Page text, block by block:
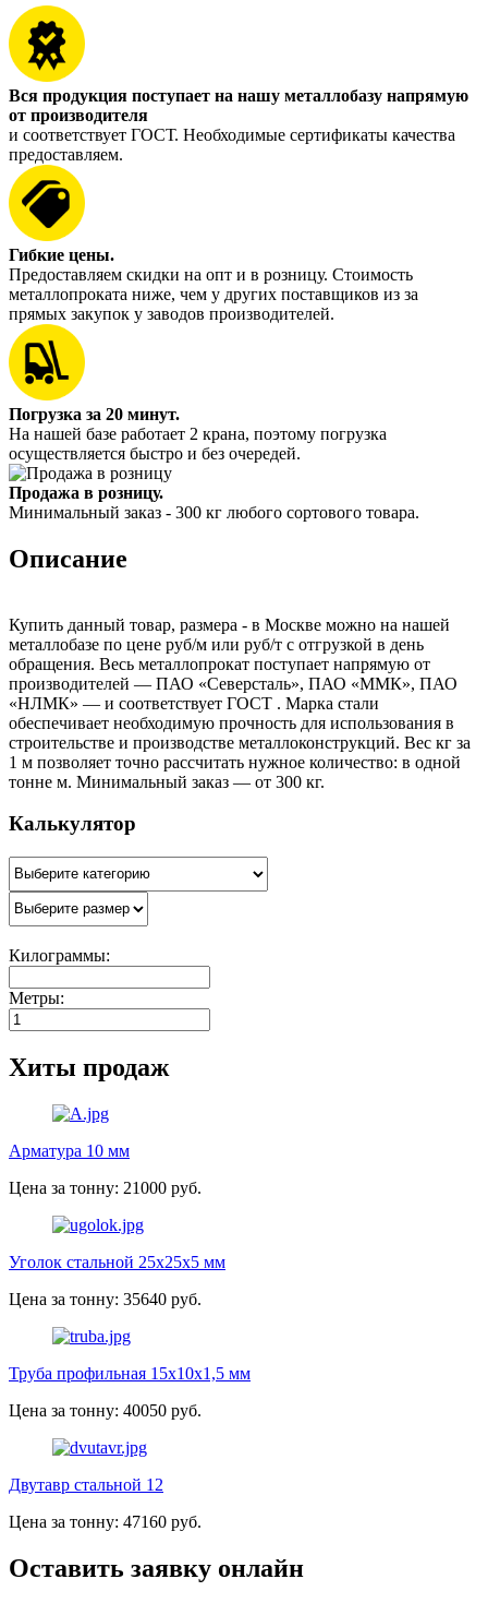
Вся продукция поступает на нашу металлобазу напрямую
от производителя
и соответствует ГОСТ. Необходимые сертификаты качества
предоставляем.
Гибкие цены.
Предоставляем скидки на опт и в розницу. Стоимость
металлопроката ниже, чем у других поставщиков из за
прямых закупок у заводов производителей.
Погрузка за 20 минут.
На нашей базе работает 2 крана, поэтому погрузка
осуществляется быстро и без очередей.
Продажа в розницу.
Минимальный заказ - 300 кг любого сортового товара.
Описание
Купить данный товар, размера - в Москве можно на нашей
металлобазе по цене руб/м или руб/т с отгрузкой в день
обращения. Весь металлопрокат поступает напрямую от
производителей — ПАО «Северсталь», ПАО «ММК», ПАО
«НЛМК» — и соответствует ГОСТ . Марка стали
обеспечивает необходимую прочность для использования в
строительстве и производстве металлоконструкций. Вес кг за
1 м позволяет точно рассчитать нужное количество: в одной
тонне м. Минимальный заказ — от 300 кг.
Калькулятор
Килограммы:
Метры:
Хиты продаж
Арматура 10 мм
Цена за тонну: 21000 руб.
Уголок стальной 25х25х5 мм
Цена за тонну: 35640 руб.
Труба профильная 15х10х1,5 мм
Цена за тонну: 40050 руб.
Двутавр стальной 12
Цена за тонну: 47160 руб.
Оставить заявку онлайн